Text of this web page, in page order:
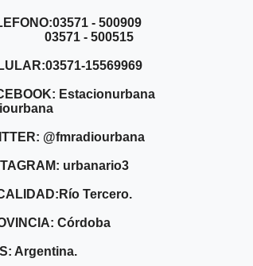
- 500909
- 500515
15569969
Estacionurbana
@fmradiourbana
urbanario3
Tercero.
Córdoba
Argentina.